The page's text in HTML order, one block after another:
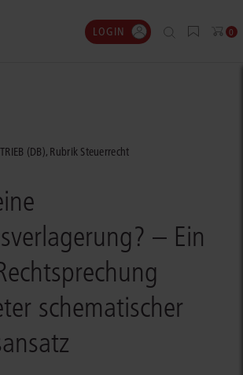
LOGIN 0
(DB), Rubrik Steuerrecht
– Ein
schematischer